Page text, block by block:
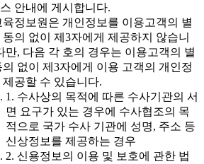
안내에 게시합니다.
정보원은 개인정보를 이용고객의 별
동의 없이 제3자에게 제공하지 않습니
만, 다음 각 호의 경우는 이용고객의 별
의 없이 제3자에게 이용 고객의 개인정
제공할 수 있습니다.
1. 수사상의 목적에 따른 수사기관의 서
면 요구가 있는 경우에 수사협조의 목
적으로 국가 수사 기관에 성명, 주소 등
신상정보를 제공하는 경우
2. 신용정보의 이용 및 보호에 관한 법